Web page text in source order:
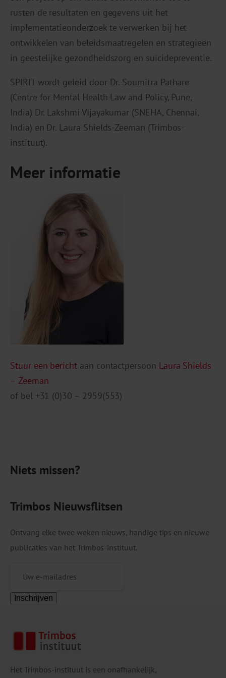
Niets missen?
Trimbos Nieuwsflitsen
Ontvang elke twee weken nieuws, handige tips en nieuwe
publicaties van het Trimbos-instituut.
Inschrijven
rusten de resultaten en gegevens uit het
implementatieonderzoek te verwerken bij het
ontwikkelen van beleidsmaatregelen en strategieën
in geestelijke gezondheidszorg en suïcidepreventie.
SPIRIT wordt geleid door Dr. Soumitra Pathare
(Centre for Mental Health Law and Policy, Pune,
India) Dr. Lakshmi VIjayakumar (SNEHA, Chennai,
India) en Dr. Laura Shields-Zeeman (Trimbos-
instituut).
Meer informatie
Stuur een berichtaan contactpersoon Laura Shields
– Zeeman
of bel +31 (0)30 – 2959(553)
Het Trimbos-instituut is een onafhankelijk,